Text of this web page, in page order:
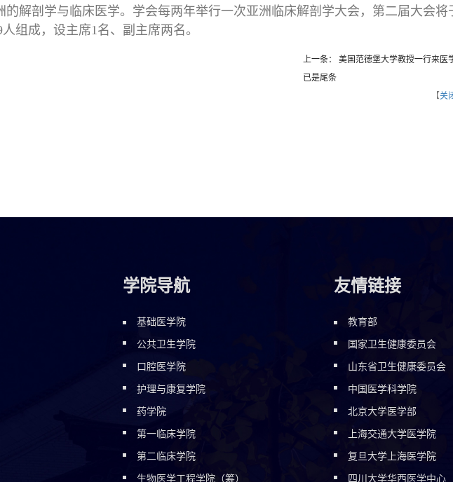
解剖学与临床医学。学会每两年举行一次亚洲临床解剖学大会，第二届大会将
组成，设主席1名、副主席两名。
上一条： 美国范德堡大学教授一行来医
已是尾条
【关
学院导航
基础医学院
公共卫生学院
口腔医学院
护理与康复学院
药学院
第一临床学院
第二临床学院
生物医学工程学院（筹）
友情链接
教育部
国家卫生健康委员会
山东省卫生健康委员会
中国医学科学院
北京大学医学部
上海交通大学医学院
复旦大学上海医学院
四川大学华西医学中心